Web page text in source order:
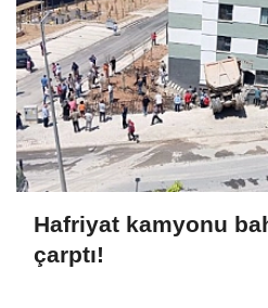
Hafriyat kamyonu
çarptı!